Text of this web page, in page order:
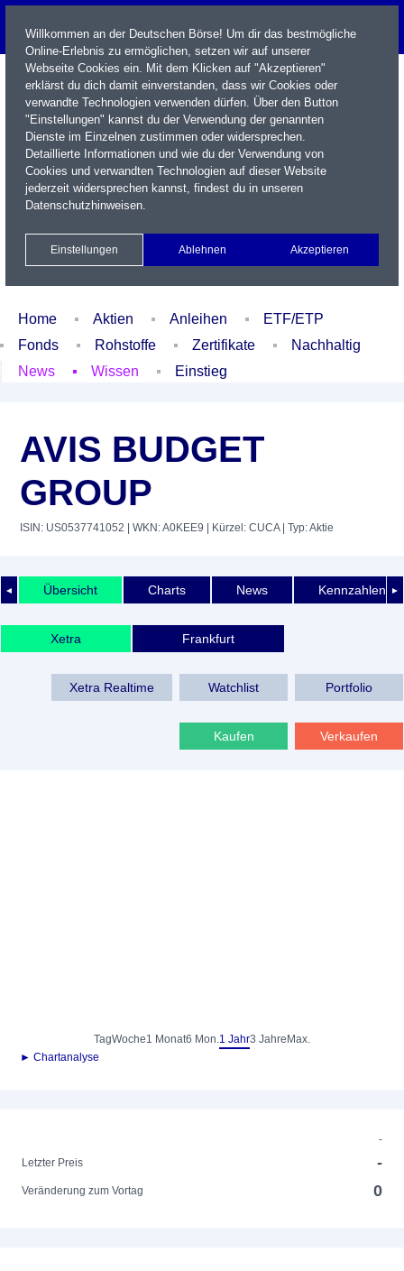
Name / WKN / ISIN / Kürzel
Xetra Realtime
Watchlist Portfolio Login
Home Aktien Anleihen
ETF/ETP
Fonds
Rohstoffe Zertifikate
Nachhaltig
News
Wissen Einstieg
AVIS BUDGET
GROUP
ISIN: US0537741052 | WKN: A0KEE9 | Kürzel: CUCA| Typ: Aktie
◄ ►
Übersicht Charts News Kennzahlen
Xetra Frankfurt
Xetra Realtime Watchlist Portfolio
Kaufen Verkaufen
TagWoche1 Monat6 Mon.1 Jahr3 Jahre Max.
► Chartanalyse
-
Letzter Preis
-
Veränderung zum Vortag 0
Willkommen an der Deutschen Börse! Um dir das bestmögliche
Online-Erlebnis zu ermöglichen, setzen wir auf unserer
Webseite Cookies ein. Mit dem Klicken auf "Akzeptieren"
erklärst du dich damit einverstanden, dass wir Cookies oder
verwandte Technologien verwenden dürfen. Über den Button
"Einstellungen" kannst du der Verwendung der genannten
Dienste im Einzelnen zustimmen oder widersprechen.
Detaillierte Informationen und wie du der Verwendung von
Cookies und verwandten Technologien auf dieser Website
jederzeit widersprechen kannst, findest du in unseren
Datenschutzhinweisen.
Einstellungen Ablehnen Akzeptieren